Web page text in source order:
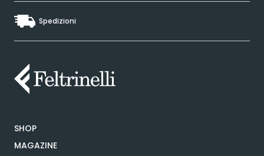
Spedizioni
SHOP
MAGAZINE